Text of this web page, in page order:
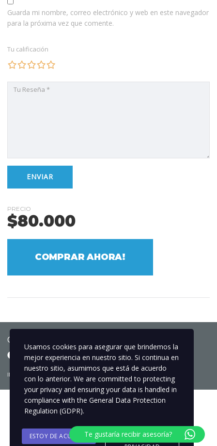
Guarda mi nombre, correo electrónico y web en este navegador
para la próxima vez que comente.
Tu calificación
PRECIO
$80.000
COMPRAR AHORA!
Copyright © 2025 Globos.Col
INICIO NUESTROS TALLERES
Usamos cookies para asegurar que brindemos la
mejor experiencia en nuestro sitio. Si continua en
nuestro sitio, asumimos que está de acuerdo
con lo anterior. We are committed to protecting
your privacy and ensuring your data is handled in
compliance with the General Data Protection
Regulation (GDPR).
ESTOY DE ACUERDO
POLITICA DE
Te gustaría recibir asesoría?